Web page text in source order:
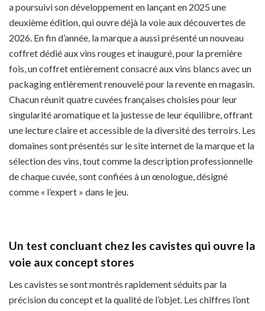
a poursuivi son développement en lançant en 2025 une
deuxième édition, qui ouvre déjà la voie aux découvertes de
2026. En fin d’année, la marque a aussi présenté un nouveau
coffret dédié aux vins rouges et inauguré, pour la première
fois, un coffret entièrement consacré aux vins blancs avec un
packaging entièrement renouvelé pour la revente en magasin.
Chacun réunit quatre cuvées françaises choisies pour leur
singularité aromatique et la justesse de leur équilibre, offrant
une lecture claire et accessible de la diversité des terroirs. Les
domaines sont présentés sur le site internet de la marque et la
sélection des vins, tout comme la description professionnelle
de chaque cuvée, sont confiées à un œnologue, désigné
comme « l’expert » dans le jeu.
Un test concluant chez les cavistes qui ouvre la
voie aux concept stores
Les cavistes se sont montrés rapidement séduits par la
précision du concept et la qualité de l’objet. Les chiffres l’ont